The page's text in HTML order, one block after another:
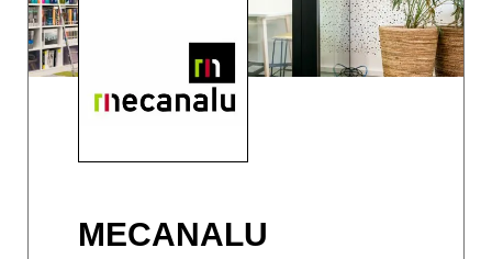
MECANALU